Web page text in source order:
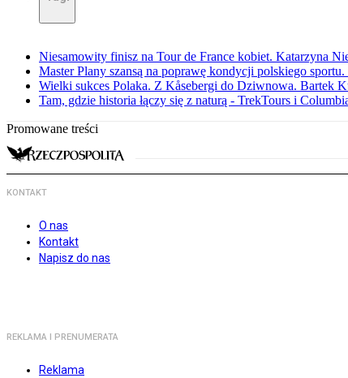
Niesamowity finisz na Tour de France kobiet. Katarzyna
Master Plany szansą na poprawę kondycji polskiego
Wielki sukces Polaka. Z Kåsebergi do Dziwnowa. Bartek
Tam, gdzie historia łączy się z naturą - TrekTours i
Promowane treści
KONTAKT
O nas
Kontakt
Napisz do nas
REKLAMA I PRENUMERATA
Reklama